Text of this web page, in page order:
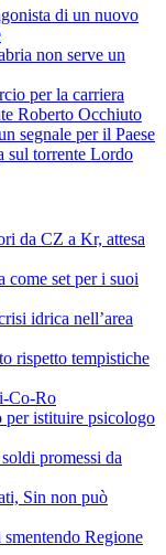
di un nuovo
non serve un
per la carriera
Roberto Occhiuto
segnale per il Paese
sul torrente Lordo
da CZ a Kr, attesa
set per i suoi
idrica nell’area
rispetto tempistiche
Co-Ro
per istituire psicologo
promessi da
Sin non può
Regione